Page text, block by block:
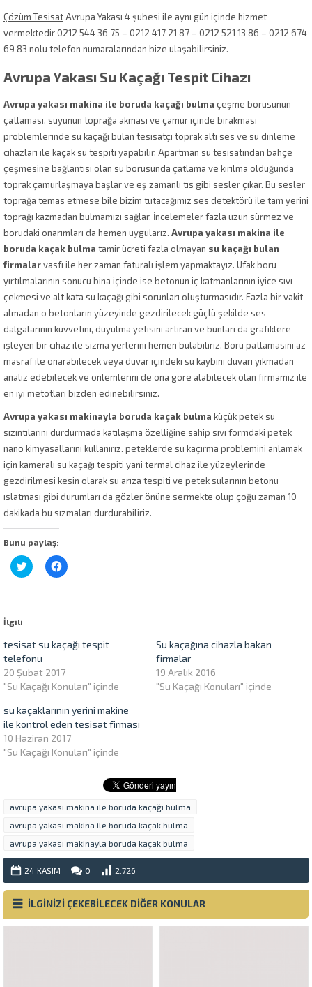
Çözüm TesisatAvrupa Yakası 4 şubesi ile aynı gün içinde hizmet
vermektedir 0212 544 36 75 – 0212 417 21 87 – 0212 521 13 86 – 0212 674
69 83 nolu telefon numaralarından bize ulaşabilirsiniz.
Avrupa Yakası Su Kaçağı Tespit Cihazı
Avrupa yakası makina ile boruda kaçağı bulma çeşme borusunun
çatlaması, suyunun toprağa akması ve çamur içinde bırakması
problemlerinde su kaçağı bulan tesisatçı toprak altı ses ve su dinleme
cihazları ile kaçak su tespiti yapabilir. Apartman su tesisatından bahçe
çeşmesine bağlantısı olan su borusunda çatlama ve kırılma olduğunda
toprak çamurlaşmaya başlar ve eş zamanlı tıs gibi sesler çıkar. Bu sesler
toprağa temas etmese bile bizim tutacağımız ses detektörü ile tam yerini
toprağı kazmadan bulmamızı sağlar. İncelemeler fazla uzun sürmez ve
borudaki onarımları da hemen uygularız. Avrupa yakası makina ile
boruda kaçak bulma tamir ücreti fazla olmayan su kaçağı bulan
firmalarvasfı ile her zaman faturalı işlem yapmaktayız. Ufak boru
yırtılmalarının sonucu bina içinde ise betonun iç katmanlarının iyice sıvı
çekmesi ve alt kata su kaçağı gibi sorunları oluşturmasıdır. Fazla bir vakit
almadan o betonların yüzeyinde gezdirilecek güçlü şekilde ses
dalgalarının kuvvetini, duyulma yetisini artıran ve bunları da grafiklere
işleyen bir cihaz ile sızma yerlerini hemen bulabiliriz. Boru patlamasını az
masraf ile onarabilecek veya duvar içindeki su kaybını duvarı yıkmadan
analiz edebilecek ve önlemlerini de ona göre alabilecek olan firmamız ile
en iyi metotları bizden edinebilirsiniz.
Avrupa yakası makinayla boruda kaçak bulma küçük petek su
sızıntılarını durdurmada katılaşma özelliğine sahip sıvı formdaki petek
nano kimyasallarını kullanırız. peteklerde su kaçırma problemini anlamak
için kameralı su kaçağı tespiti yani termal cihaz ile yüzeylerinde
gezdirilmesi kesin olarak su arıza tespiti ve petek sularının betonu
ıslatması gibi durumları da gözler önüne sermekte olup çoğu zaman 10
dakikada bu sızmaları durdurabiliriz.
Bunu paylaş:
Twitter
üzerinde
Facebook'ta
paylaşmak
İlgili
tesisat su kaçağı tespit
telefonu
20 Şubat 2017
"Su Kaçağı Konuları" içinde
Su kaçağına cihazla bakan
firmalar
19 Aralık 2016
"Su Kaçağı Konuları" içinde
su kaçaklarının yerini makine
ile kontrol eden tesisat firması
10 Haziran 2017
"Su Kaçağı Konuları" içinde
avrupa yakası makina ile boruda kaçağı bulma
avrupa yakası makina ile boruda kaçak bulma
avrupa yakası makinayla boruda kaçak bulma
24 KASIM 0 2.726
İLGİNİZİ ÇEKEBİLECEK DİĞER KONULAR